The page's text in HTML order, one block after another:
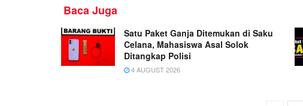
Baca Juga
Satu Paket Ganja Ditemukan di Saku
Celana, Mahasiswa Asal Solok
Ditangkap Polisi
4 AUGUST 2026